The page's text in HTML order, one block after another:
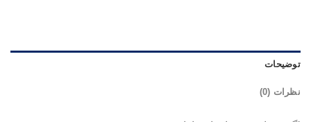
توضیحات
نظرات (0)